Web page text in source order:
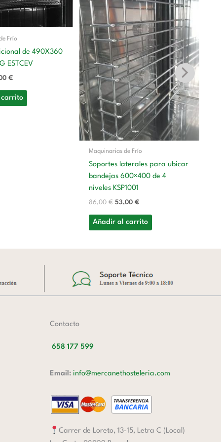
Frío
de 490X360
ESTCEV
€.
€
31,00 €.
Maquinarias de Frío
Soportes laterales para ubicar
bandejas 600×400 de 4
niveles KSP1001
86,00€
86,00 €.
53,00 €
53,00 €.
Añadir al carrito
Contacto
658 177 599
Email: info@mercanethosteleria.com
Carrer de Loreto, 13-15, Letra C (Local)